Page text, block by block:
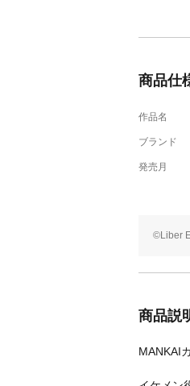
商品仕
作品名
ブランド
発売月
©Liber
商品説
MANKAI